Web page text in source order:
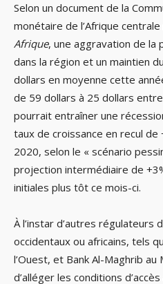
Selon un document de la
monétaire de l’Afrique
Afrique, une aggravation de la
dans la région et un maintien
dollars en moyenne cette
de 59 dollars à 25 dollars
pourrait entraîner une
taux de croissance en recul de
2020, selon le « scénario
projection intermédiaire de
initiales plus tôt ce mois-ci.
À l’instar d’autres régulateurs
occidentaux ou africains, tels
l’Ouest, et Bank Al-Maghrib au
d’alléger les conditions